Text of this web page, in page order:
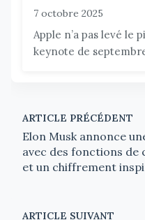
7 octobre 2025
Apple n’a pas levé le
keynote de
ARTICLE PRÉCÉDENT
Elon Musk annonce
avec des fonctions
et un chiffrement
ARTICLE SUIVANT